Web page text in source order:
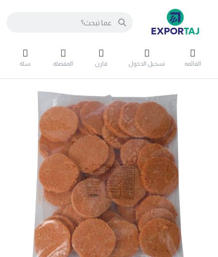
القائمه تسجيل الدخول قارن المفضلة سلة